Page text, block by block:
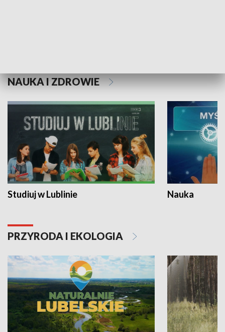
NAUKA I ZDROWIE
Studiuj w Lublinie Nauka
PRZYRODA I EKOLOGIA